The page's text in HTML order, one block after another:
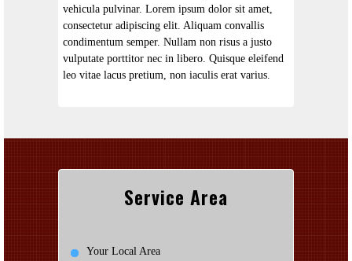
vehicula pulvinar. Lorem ipsum dolor sit amet,
consectetur adipiscing elit. Aliquam convallis
condimentum semper. Nullam non risus a justo
vulputate porttitor nec in libero. Quisque eleifend
leo vitae lacus pretium, non iaculis erat varius.
Service Area
Your Local Area